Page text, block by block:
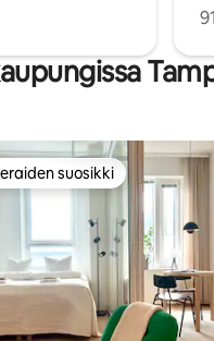
suosikkien
suosikki